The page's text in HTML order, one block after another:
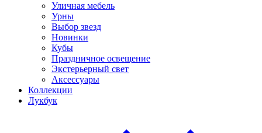
Уличная мебель
Урны
Выбор звезд
Новинки
Кубы
Праздничное освещение
Экстерьерный свет
Аксессуары
Коллекции
Лукбук